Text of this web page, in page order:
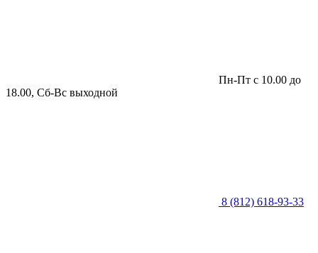
Пн-Пт с 10.00 до
18.00, Сб-Вс выходной
8 (812) 618-93-33